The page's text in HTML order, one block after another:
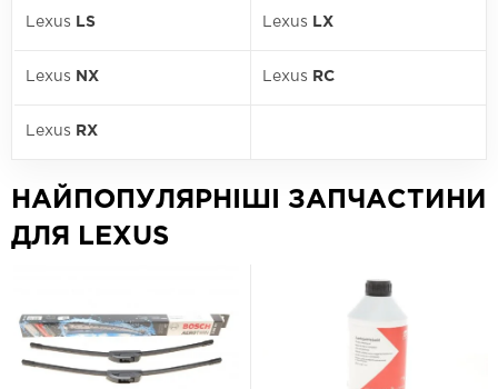
Lexus LS Lexus LX
Lexus NX Lexus RC
Lexus RX
НАЙПОПУЛЯРНІШІ ЗАПЧАСТИНИ
ДЛЯ LEXUS